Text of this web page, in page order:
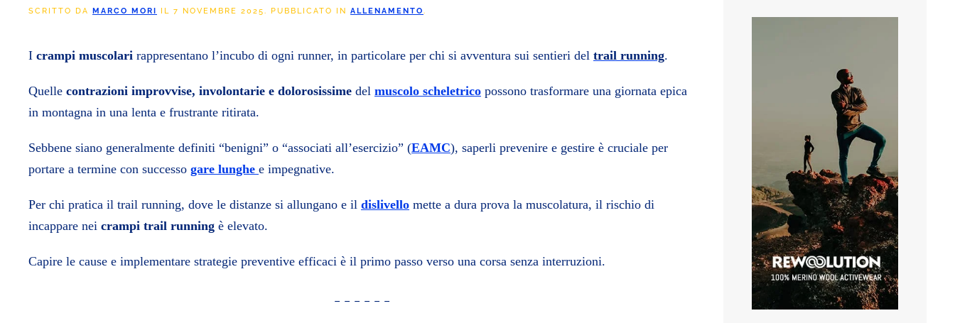
SCRITTO DA MARCO MORI IL 7 NOVEMBRE 2025. PUBBLICATO IN ALLENAMENTO.
I crampi muscolari rappresentano l’incubo di ogni runner, in particolare per chi si avventura sui sentieri del trail running.
Quelle contrazioni improvvise, involontarie e dolorosissime del muscolo scheletrico possono trasformare una giornata epica
in montagna in una lenta e frustrante ritirata.
Sebbene siano generalmente definiti “benigni” o “associati all’esercizio” (EAMC), saperli prevenire e gestire è cruciale per
portare a termine con successo gare lunghe e impegnative.
Per chi pratica il trail running, dove le distanze si allungano e il dislivello mette a dura prova la muscolatura, il rischio di
incappare nei crampi trail running è elevato.
Capire le cause e implementare strategie preventive efficaci è il primo passo verso una corsa senza interruzioni.